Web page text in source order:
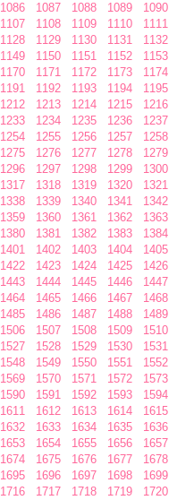
1086 1087 1088 1089 1090
1107 1108 1109 1110 1111
1128 1129 1130 1131 1132
1149 1150 1151 1152 1153
1170 1171 1172 1173 1174
1191 1192 1193 1194 1195
1212 1213 1214 1215 1216
1233 1234 1235 1236 1237
1254 1255 1256 1257 1258
1275 1276 1277 1278 1279
1296 1297 1298 1299 1300
1317 1318 1319 1320 1321
1338 1339 1340 1341 1342
1359 1360 1361 1362 1363
1380 1381 1382 1383 1384
1401 1402 1403 1404 1405
1422 1423 1424 1425 1426
1443 1444 1445 1446 1447
1464 1465 1466 1467 1468
1485 1486 1487 1488 1489
1506 1507 1508 1509 1510
1527 1528 1529 1530 1531
1548 1549 1550 1551 1552
1569 1570 1571 1572 1573
1590 1591 1592 1593 1594
1611 1612 1613 1614 1615
1632 1633 1634 1635 1636
1653 1654 1655 1656 1657
1674 1675 1676 1677 1678
1695 1696 1697 1698 1699
1716 1717 1718 1719 1720